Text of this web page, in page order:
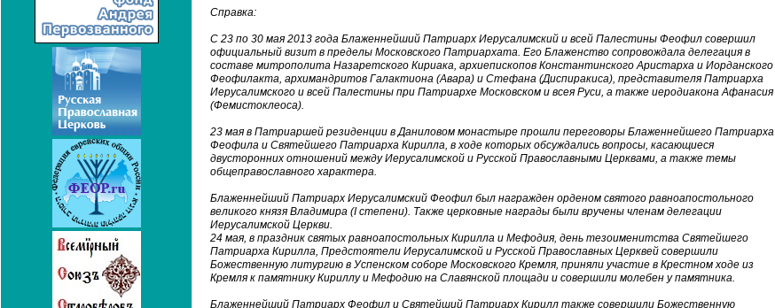
Справка:
С 23 по 30 мая 2013 года Блаженнейший Патриарх Иерусалимский и всей Палестины Феофил совершил
официальный визит в пределы Московского Патриархата. Его Блаженство сопровождала делегация в
составе митрополита Назаретского Кириака, архиепископов Константинского Аристарха и Иорданского
Феофилакта, архимандритов Галактиона (Авара) и Стефана (Диспиракиса), представителя Патриарха
Иерусалимского и всей Палестины при Патриархе Московском и всея Руси, а также иеродиакона Афанасия
(Фемистоклеоса).
23 мая в Патриаршей резиденции в Даниловом монастыре прошли переговоры Блаженнейшего Патриарха
Феофила и Святейшего Патриарха Кирилла, в ходе которых обсуждались вопросы, касающиеся
двусторонних отношений между Иерусалимской и Русской Православными Церквами, а также темы
общеправославного характера.
Блаженнейший Патриарх Иерусалимский Феофил был награжден орденом святого равноапостольного
великого князя Владимира (I степени). Также церковные награды были вручены членам делегации
Иерусалимской Церкви.
24 мая, в праздник святых равноапостольных Кирилла и Мефодия, день тезоименитства Святейшего
Патриарха Кирилла, Предстоятели Иерусалимской и Русской Православных Церквей совершили
Божественную литургию в Успенском соборе Московского Кремля, приняли участие в Крестном ходе из
Кремля к памятнику Кириллу и Мефодию на Славянской площади и совершили молебен у памятника.
Блаженнейший Патриарх Феофил и Святейший Патриарх Кирилл также совершили Божественную